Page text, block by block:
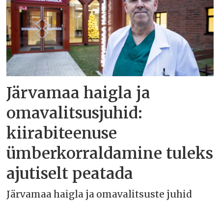
Järvamaa haigla ja
omavalitsusjuhid:
kiirabiteenuse
ümberkorraldamine tuleks
ajutiselt peatada
Järvamaa haigla ja omavalitsuste juhid